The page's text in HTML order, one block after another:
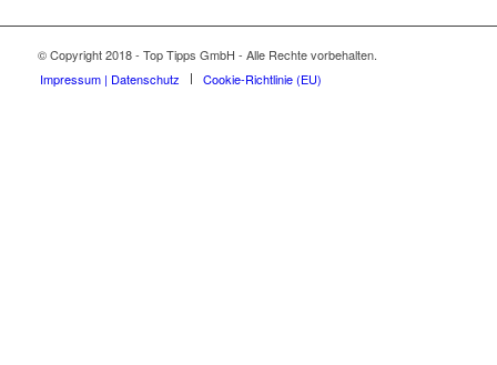
© Copyright 2018 - Top Tipps GmbH - Alle Rechte vorbehalten.
Impressum | Datenschutz
Cookie-Richtlinie (EU)